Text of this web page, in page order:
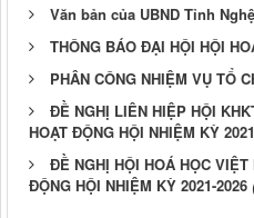
Văn bản của UBND Tỉnh
THÔNG BÁO ĐẠI HỘI HỘI
PHÂN CÔNG NHIỆM VỤ TỔ
ĐỀ NGHỊ LIÊN HIỆP HỘI
HOẠT ĐỘNG HỘI NHIỆM KỲ
ĐỀ NGHỊ HỘI HOÁ HỌC VIỆT
ĐỘNG HỘI NHIỆM KỲ 2021-2026